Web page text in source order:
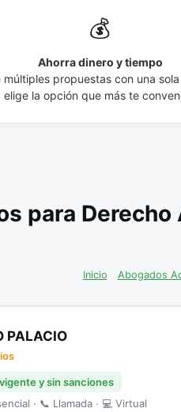
💰
Ahorra dinero y tiempo
múltiples propuestas con una
elige la opción que más te
para
Inicio Abogados
PALACIO
y sin sanciones
· 📞 Llamada · 💻 Virtual